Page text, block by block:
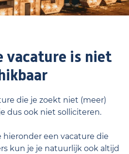
vacature is niet
die je zoekt niet (meer)
dus ook niet solliciteren.
hieronder een vacature die
kun je je natuurlijk ook altijd